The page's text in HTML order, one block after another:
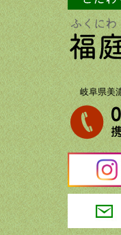
岐阜県美